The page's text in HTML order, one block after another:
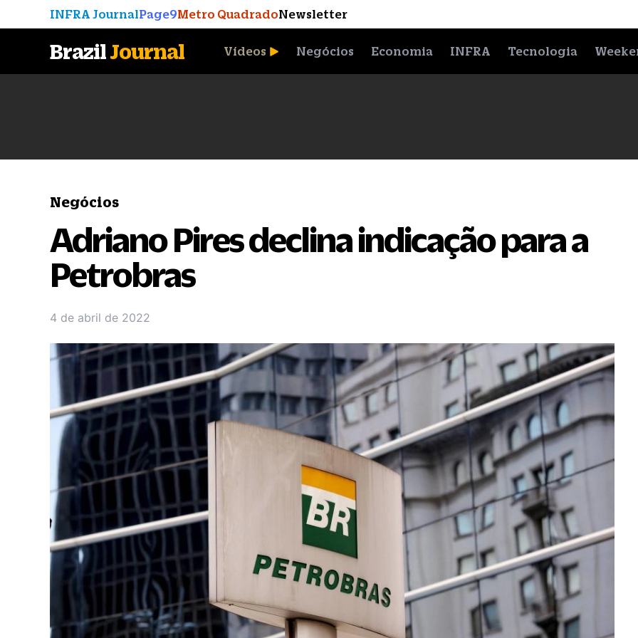
INFRA JournalPage9Metro QuadradoNewsletter
BrazilJournal Vídeos Negócios Economia INFRA Tecnologia
Negócios
Adriano Pires declina indicação para a
Petrobras
4 de abril de 2022